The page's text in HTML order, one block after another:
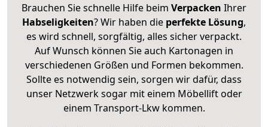
Brauchen Sie schnelle Hilfe beim Verpacken Ihrer
Habseligkeiten? Wir haben die perfekte Lösung,
es wird schnell, sorgfältig, alles sicher verpackt.
Auf Wunsch können Sie auch Kartonagen in
verschiedenen Größen und Formen bekommen.
Sollte es notwendig sein, sorgen wir dafür, dass
unser Netzwerk sogar mit einem Möbellift oder
einem Transport-Lkw kommen.